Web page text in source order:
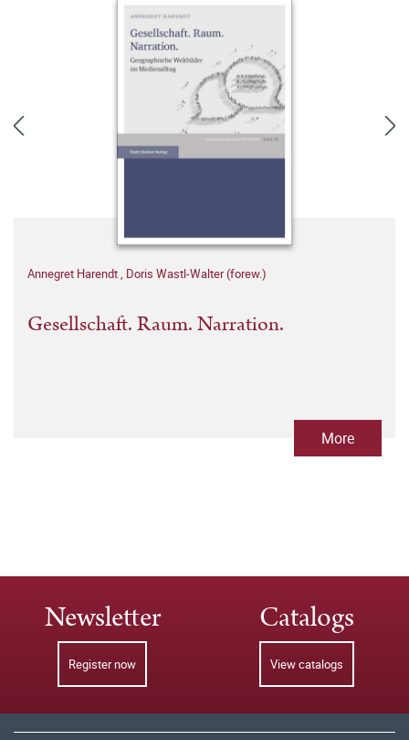
Annegret Harendt, Doris Wastl-Walter (forew.)
Gesellschaft. Raum. Narration.
More
Newsletter
Register now
Catalogs
View catalogs